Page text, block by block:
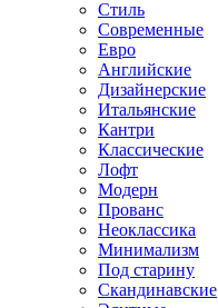
Стиль
Современные
Евро
Английские
Дизайнерские
Итальянские
Кантри
Классические
Лофт
Модерн
Прованс
Неоклассика
Минимализм
Под старину
Скандинавские